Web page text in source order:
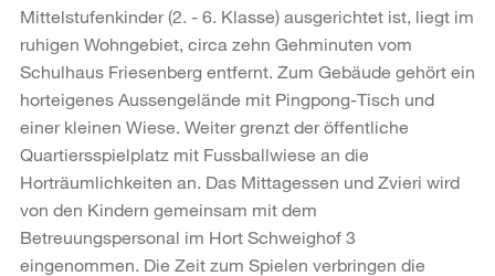
Mittelstufenkinder (2. - 6. Klasse) ausgerichtet ist, liegt im
ruhigen Wohngebiet, circa zehn Gehminuten vom
Schulhaus Friesenberg entfernt. Zum Gebäude gehört ein
horteigenes Aussengelände mit Pingpong-Tisch und
einer kleinen Wiese. Weiter grenzt der öffentliche
Quartiersspielplatz mit Fussballwiese an die
Horträumlichkeiten an. Das Mittagessen und Zvieri wird
von den Kindern gemeinsam mit dem
Betreuungspersonal im Hort Schweighof 3
eingenommen. Die Zeit zum Spielen verbringen die